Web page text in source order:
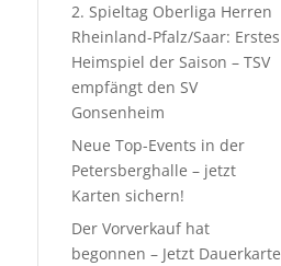
2. Spieltag Oberliga Herren
Rheinland-Pfalz/Saar: Erstes
Heimspiel der Saison – TSV
empfängt den SV
Gonsenheim
Neue Top-Events in der
Petersberghalle – jetzt
Karten sichern!
Der Vorverkauf hat
begonnen – Jetzt Dauerkarte